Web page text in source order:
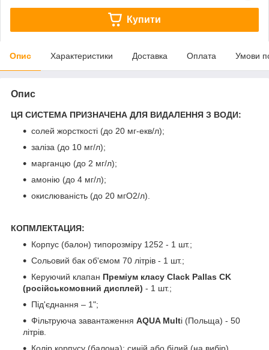
Купити
Опис Характеристики Доставка Оплата Умови
Опис
ЦЯ СИСТЕМА ПРИЗНАЧЕНА ДЛЯ ВИДАЛЕННЯ З ВОДИ:
солей жорсткості (до 20 мг-екв/л);
заліза (до 10 мг/л);
марганцю (до 2 мг/л);
амонію (до 4 мг/л);
окислюваність (до 20 мгО2/л).
КОПМЛЕКТАЦИЯ:
Корпус (балон) типорозміру 1252 - 1 шт.;
Сольовий бак об'ємом 70 літрів - 1 шт.;
Керуючий клапан Преміум класу Clack Pallas CK
(російськомовний дисплей) - 1 шт.;
Під'єднання – 1";
Фільтруюча завантаження AQUA Multi (Польща) - 50
літрів.
Колір корпусу (балона): синій або білий (на вибір)